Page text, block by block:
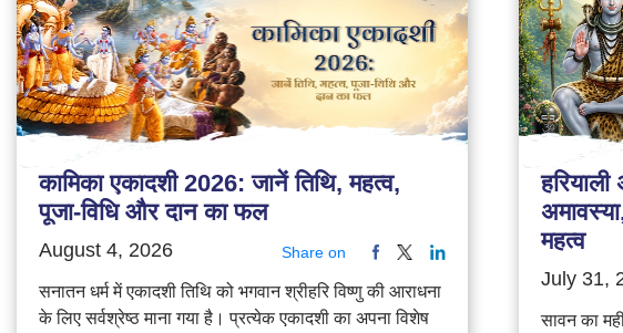
कामिका एकादशी 2026: जानें तिथि, महत्व,
पूजा-विधि और दान का फल
August 4, 2026 Share on
सनातन धर्म में एकादशी तिथि को भगवान श्रीहरि विष्णु की आराधना
के लिए सर्वश्रेष्ठ माना गया है। प्रत्येक एकादशी का अपना विशेष
महत्व
July 31,
सावन का